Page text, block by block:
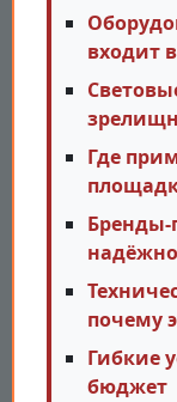
входит
Где
Бренды-
почему
Гибкие
бюджет